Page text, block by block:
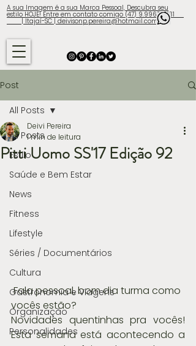
A sua Imagem é a sua Marca Pessoal, Descubra seu
estilo HOJE! Entre em contato comigo (47) 9.9960-3131
| Itajaí-SC | deivisonp.pereira@hotmail.com
Post
All Posts
Estilo
Saúde e Bem Estar
News
Fitness
Lifestyle
Séries / Documentários
Cultura
Gastronomia e Viagens
Organização
Personalidades
All Posts
Pitti Uomo SS'17 Edição 92
Deivi Pereira
1 min de leitura
Fala pessoal, bom dia turma como
vocês estão?
Novidades quentinhas pra vocês!
Esta semana está acontecendo a